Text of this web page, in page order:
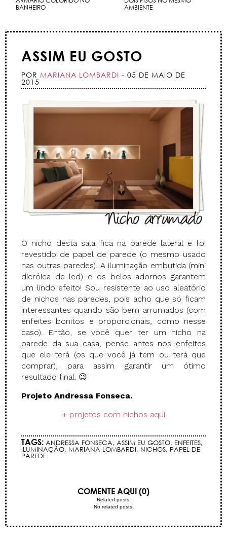
BANHEIRO
AMBIENTE
ASSIM EU GOSTO
POR MARIANA LOMBARDI - 05 DE MAIO DE
2015
O nicho desta sala fica na parede lateral e foi
revestido de papel de parede (o mesmo usado
nas outras paredes). A iluminação embutida (mini
dicróica de led) e os belos adornos garantem
um lindo efeito! Sou resistente ao uso aleatório
de nichos nas paredes, pois acho que só ficam
interessantes quando são bem arrumados (com
enfeites bonitos e proporcionais, como nesse
caso). Então, se você quer ter um nicho na
parede da sua casa, pense antes nos enfeites
que ele terá (os que você já tem ou terá que
comprar), para assim garantir um ótimo
resultado final. 😉
Projeto Andressa Fonseca.
+ projetos com nichos aqui
TAGS: ANDRESSA FONSECA, ASSIM EU GOSTO, ENFEITES,
ILUMINAÇÃO, MARIANA LOMBARDI, NICHOS, PAPEL DE
PAREDE
COMENTE AQUI (0)
Related posts:
No related posts.